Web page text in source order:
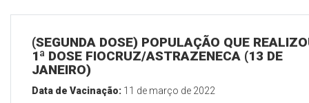
(SEGUNDA DOSE) POPULAÇÃO QUE
1ª DOSE FIOCRUZ/ASTRAZENECA (13 DE
JANEIRO)
Data de Vacinação: 11 de março de 2022